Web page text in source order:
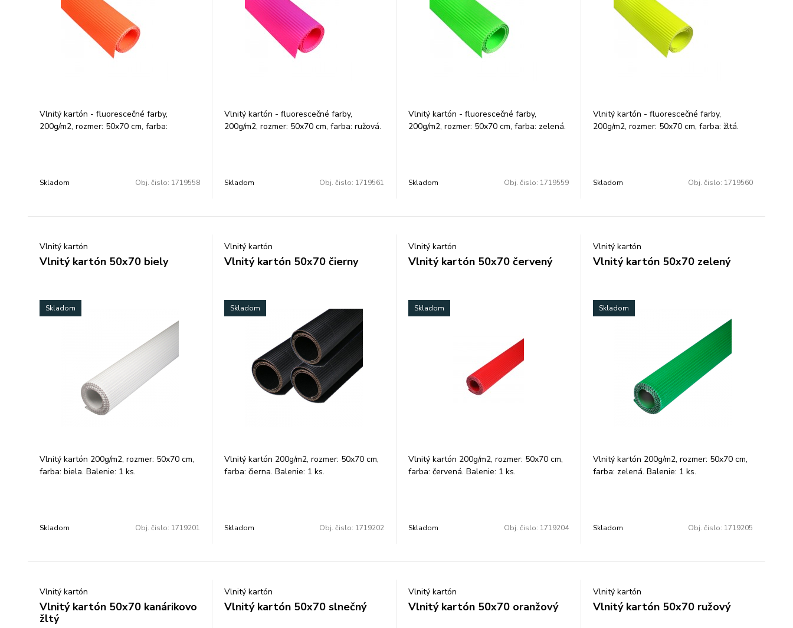
Vlnitý kartón - fluorescečné farby,
200g/m2, rozmer: 50x70 cm, farba:
Skladom Obj. čislo: 1719558
Vlnitý kartón - fluorescečné farby,
200g/m2, rozmer: 50x70 cm, farba: ružová.
Skladom Obj. čislo: 1719561
Vlnitý kartón - fluorescečné farby,
200g/m2, rozmer: 50x70 cm, farba: zelená.
Skladom Obj. čislo: 1719559
Vlnitý kartón - fluorescečné farby,
200g/m2, rozmer: 50x70 cm, farba: žltá.
Skladom Obj. čislo: 1719560
Vlnitý kartón
Vlnitý kartón 50x70 biely
Skladom
Vlnitý kartón 200g/m2, rozmer: 50x70 cm,
farba: biela. Balenie: 1 ks.
Skladom Obj. čislo: 1719201
Vlnitý kartón
Vlnitý kartón 50x70 čierny
Skladom
Vlnitý kartón 200g/m2, rozmer: 50x70 cm,
farba: čierna. Balenie: 1 ks.
Skladom Obj. čislo: 1719202
Vlnitý kartón
Vlnitý kartón 50x70 červený
Skladom
Vlnitý kartón 200g/m2, rozmer: 50x70 cm,
farba: červená. Balenie: 1 ks.
Skladom Obj. čislo: 1719204
Vlnitý kartón
Vlnitý kartón 50x70 zelený
Skladom
Vlnitý kartón 200g/m2, rozmer: 50x70 cm,
farba: zelená. Balenie: 1 ks.
Skladom Obj. čislo: 1719205
Vlnitý kartón
Vlnitý kartón 50x70 kanárikovo
žltý
Vlnitý kartón
Vlnitý kartón 50x70 slnečný
Vlnitý kartón
Vlnitý kartón 50x70 oranžový
Vlnitý kartón
Vlnitý kartón 50x70 ružový